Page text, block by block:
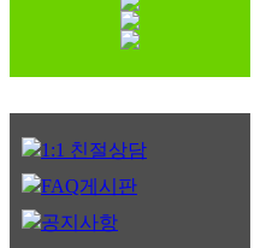
1:1 친절상담
FAQ게시판
공지사항